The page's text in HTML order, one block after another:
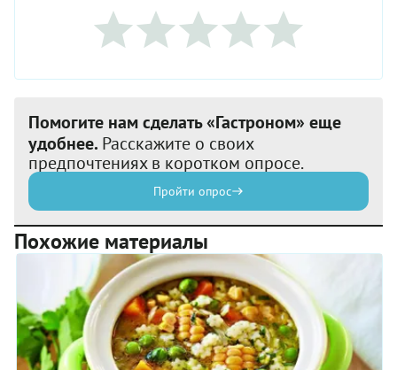
Помогите нам сделать «Гастроном» еще
удобнее. Расскажите о своих
предпочтениях в коротком опросе.
Пройти опрос
Похожие материалы